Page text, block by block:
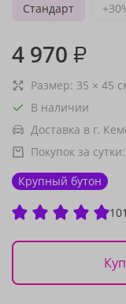
Стандарт
4 970 ₽
Размер: 35 × 45
В наличии
Доставка в г.
Покупок за сутки:
Крупный бутон